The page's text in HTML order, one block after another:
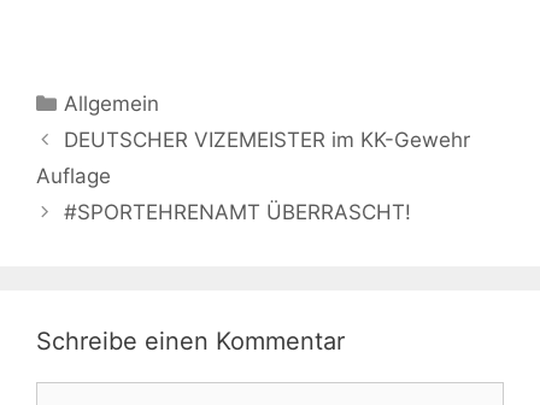
Allgemein
DEUTSCHER VIZEMEISTER im KK-Gewehr
Auflage
#SPORTEHRENAMT ÜBERRASCHT!
Schreibe einen Kommentar